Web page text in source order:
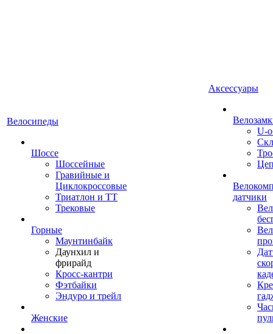
Велосипеды
Шоссе
Шоссейные
Гравийные и
Циклокроссовые
Триатлон и ТТ
Трековые
Горные
Маунтинбайк
Даунхил и
фрирайд
Кросс-кантри
Фэтбайки
Эндуро и трейл
Женские
Аксессуары
U-
датчики